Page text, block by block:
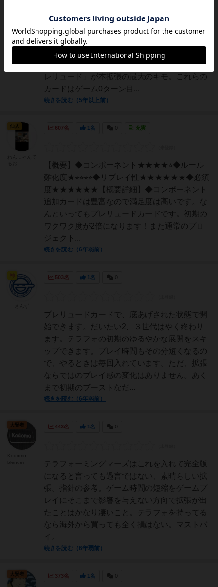
序盤のもたつきを大幅に軽減する本拡張は、
『テラフォーミング・マーズ』ソロプレイの成
功率を飛躍的に高めてくれました。内容はカー
ドのみで新たな企業新たなプロジェクトプレリ
ュードカードで構成されています。この、「プ
レリュード」が本拡張の最大のキモ。これらの
カードはゲーム0ターン目...
続きを読む（5年以上前）
607名 1名 充実
【概要】◆コンポーネント★★★★⭐︎◆ルール
難化度★⭐︎⭐︎⭐︎⭐︎◆リプレイ性★★★★★★◆必須
度★★★★★★【概要詳細】◆コンポーネント
追加カードは豊富なので満足度は高いです。な
んといってもプレリュードカードです。初期の
ワクワク度が2倍になります！また通常のプロ
ジェクト...
続きを読む（6年弱前）
仙人
503名 1名
プレリュードカードで、底あげされた状態で開
始できます。だいたい2、３世代はやく終わり
ます。テラフォの初期のゆるやかな展開をスキ
ップできます。プレイ時間もその分短くなるの
で、やるときは毎回入れています。ただ、拡張
ならではのプレイ感の変化はありません。あく
まで初期のブーストなだ...
続きを読む（6年弱前）
443名 1名
テラフォーミングマーズはこれを入れて完全版
になると言っても過言ではない、素晴らしい拡
張。指針の参考。ゲーム時間の短縮をゲームプ
レイにそこまで影響を与えない方向で拡張が出
たことはかなり凄いこと。テラフォを持ってる
なら海外から買っても全く損はない。マストバ
イ。
続きを読む（6年弱前）
大賢者
373名 1名
大賢者